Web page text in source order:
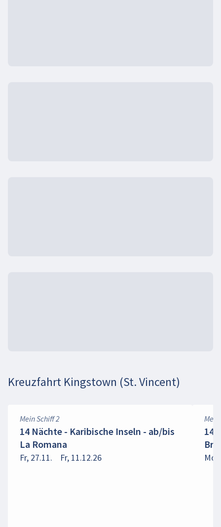
Kreuzfahrt Kingstown (St. Vincent)
Mein Schiff 2
14 Nächte - Karibische Inseln - ab/bis
La Romana
Fr, 27.11. Fr, 11.12.26
14
Mo,